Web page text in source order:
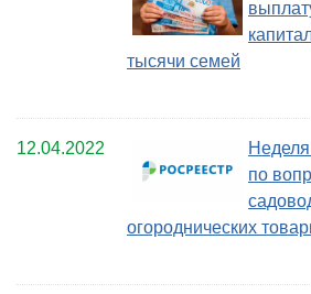
тысячи семей
12.04.2022
по
огороднических